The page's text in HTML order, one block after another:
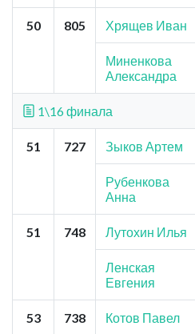
50 805 Хрящев Иван
Миненкова
Александра
1\16 финала
51 727 Зыков Артем
Рубенкова
Анна
51 748 Лутохин Илья
Ленская
Евгения
53 738 Котов Павел